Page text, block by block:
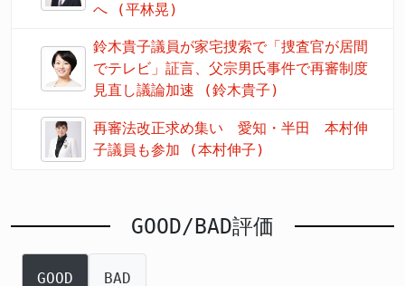
へ (平林晃)
鈴木貴子議員が家宅捜索で「捜査官が居間
でテレビ」証言、父宗男氏事件で再審制度
見直し議論加速 (鈴木貴子)
再審法改正求め集い 愛知・半田 本村伸
子議員も参加 (本村伸子)
GOOD/BAD評価
GOOD BAD